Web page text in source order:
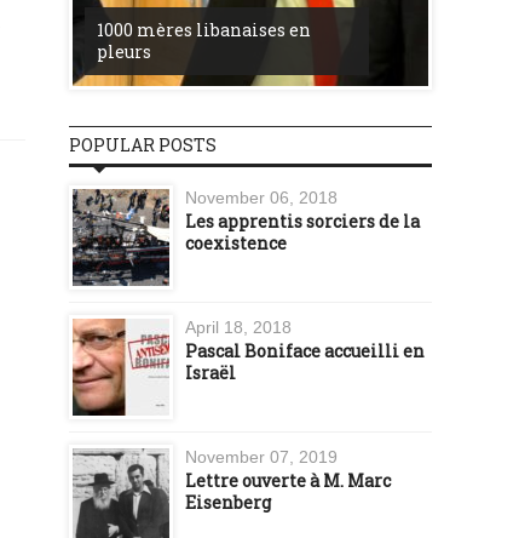
1000 mères libanaises en
pleurs
POPULAR POSTS
November 06, 2018
Les apprentis sorciers de la
coexistence
April 18, 2018
Pascal Boniface accueilli en
Israël
November 07, 2019
Lettre ouverte à M. Marc
Eisenberg